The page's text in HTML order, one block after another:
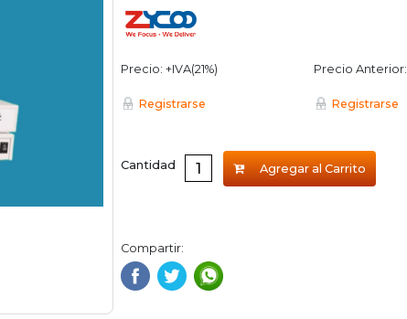
Precio: +IVA(21%)
Registrarse
Precio Anterior:
Registrarse
Cantidad Agregar al Carrito
Compartir: